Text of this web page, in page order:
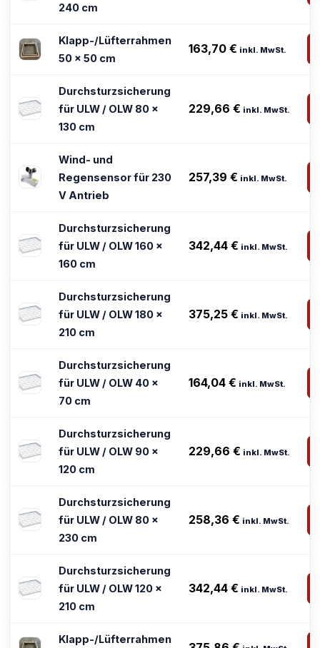
240 cm
Klapp-/Lüfterrahmen
50 x 50 cm
163,70€ inkl. MwSt.
Durchsturzsicherung
für ULW / OLW 80 x
130 cm
229,66€ inkl. MwSt.
Wind- und
Regensensor für 230
V Antrieb
257,39€ inkl. MwSt.
Durchsturzsicherung
für ULW / OLW 160 x
160 cm
342,44€ inkl. MwSt.
Durchsturzsicherung
für ULW / OLW 180 x
210 cm
375,25€ inkl. MwSt.
Durchsturzsicherung
für ULW / OLW 40 x
70 cm
164,04€ inkl. MwSt.
Durchsturzsicherung
für ULW / OLW 90 x
120 cm
229,66€ inkl. MwSt.
Durchsturzsicherung
für ULW / OLW 80 x
230 cm
258,36€ inkl. MwSt.
Durchsturzsicherung
für ULW / OLW 120 x
210 cm
342,44€ inkl. MwSt.
Klapp-/Lüfterrahmen